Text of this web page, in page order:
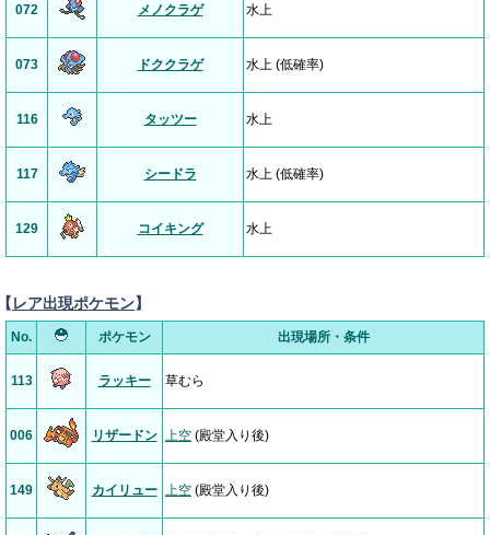
072 メノクラゲ 水上
073 ドククラゲ 水上 (低確率)
116 タッツー 水上
117 シードラ 水上 (低確率)
129 コイキング 水上
レア出現ポケモン】
No. ポケモン 出現場所・条件
113 ラッキー 草むら
006 リザードン 上空 (殿堂入り後)
149 カイリュー 上空 (殿堂入り後)